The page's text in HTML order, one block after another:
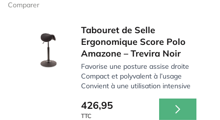
Comparer
Tabouret de Selle
Ergonomique Score Polo
Amazone – Trevira Noir
Favorise une posture assise droite
Compact et polyvalent à l’usage
Convient à une utilisation intensive
426,95
TTC